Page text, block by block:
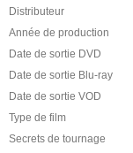
Distributeur
Année de production
Date de sortie DVD
Date de sortie Blu-ray
Date de sortie VOD
Type de film
Secrets de tournage